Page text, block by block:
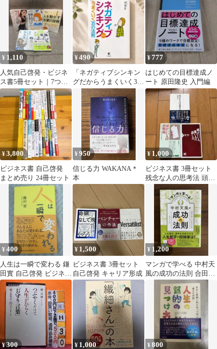
発本 美品
啓発本
¥ 1,110
人気自己啓発・ビジネ
ス書5冊セット｜7つの
習慣・伝え方・キャリ
ア本
¥490
「ネガティブシンキン
グだからうまくいく35
の法則」 森川陽太郎 自
己啓発書
¥777
はじめての目標達成ノ
ート 原田隆史 入門編
¥3,800
ビジネス書 自己啓発
まとめ売り 24冊セット
¥950
信じる力 WAKANA＊
本
¥ 1,000
ビジネス書 3冊セット
残念な人の思考法 頭が
いい人の習慣術 他
¥400
人生は一瞬で変わる 鎌
田實 自己啓発 ビジネス
成功習慣 単行本
¥ 1,500
ビジネス書 3冊セット
自己啓発 キャリア形成
¥ 1,200
マンガで学べる 中村天
風の成功の法則 合田周
平 学研
¥300 ¥ 1,000 ¥800